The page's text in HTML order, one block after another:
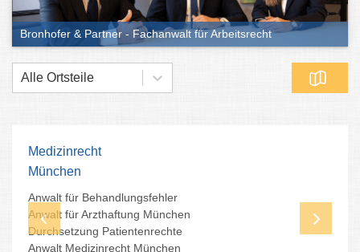
Bronhofer & Partner - Fachanwalt für Arbeitsrecht
Alle Ortsteile
Medizinrecht
München
Anwalt für Behandlungsfehler
Anwalt für Arzthaftung München
Durchsetzung Patientenrechte
Anwalt Medizinrecht München